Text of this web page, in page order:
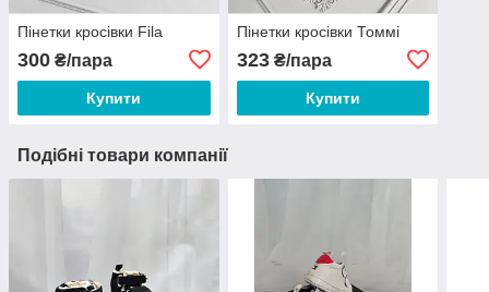
Пінетки кросівки Fila
300 ₴/пара
Купити
Пінетки кросівки Томмі
323₴/пара
Купити
Подібні товари компанії